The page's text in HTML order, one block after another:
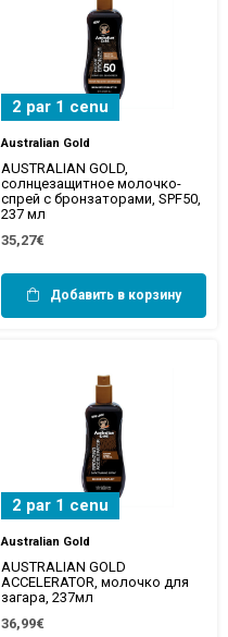
2 par 1 cenu
Australian Gold
AUSTRALIAN GOLD,
солнцезащитное молочко-
спрей с бронзаторами, SPF50,
237 мл
35,27€
Добавить в корзину
2 par 1 cenu
Australian Gold
AUSTRALIAN GOLD
ACCELERATOR, молочко для
загара, 237мл
36,99€